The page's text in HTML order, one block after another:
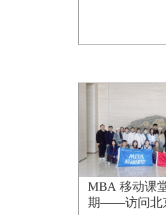
MBA 移动课
期——访问北